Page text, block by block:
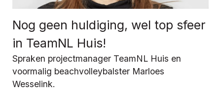
Nog geen huldiging, wel top sfeer
in TeamNL Huis!
Spraken projectmanager TeamNL Huis en
voormalig beachvolleybalster Marloes
Wesselink.